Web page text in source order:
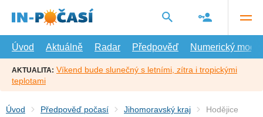
hlavní
Úvod
Aktuálně Radar Předpověď Numerický model
AKTUALITA: Víkend bude slunečný s letními, zítra i tropickými
teplotami
Úvod Předpověď počasí Jihomoravský kraj Hodějice